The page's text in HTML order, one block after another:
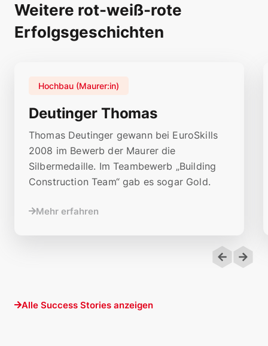
Weitere rot-weiß-rote
Erfolgsgeschichten
Deutinger Thomas
Hochbau (Maurer:in)
Thomas Deutinger gewann bei EuroSkills
2008 im Bewerb der Maurer die
Silbermedaille. Im Teambewerb „Building
Construction Team“ gab es sogar Gold.
Mehr erfahren
Alle Success Stories anzeigen